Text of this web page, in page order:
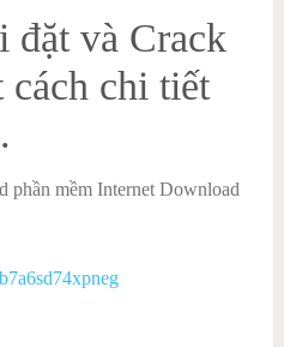
đặt và Crack
chi tiết
phần mềm Internet Download